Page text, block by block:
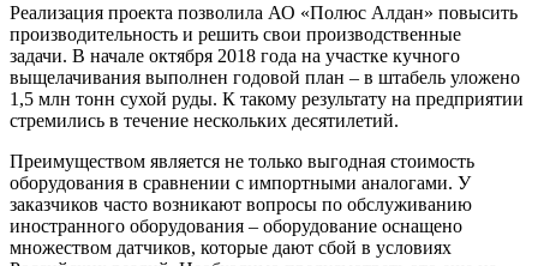
Реализация проекта позволила АО «Полюс Алдан» повысить
производительность и решить свои производственные
задачи. В начале октября 2018 года на участке кучного
выщелачивания выполнен годовой план – в штабель уложено
1,5 млн тонн сухой руды. К такому результату на предприятии
стремились в течение нескольких десятилетий.
Преимуществом является не только выгодная стоимость
оборудования в сравнении с импортными аналогами. У
заказчиков часто возникают вопросы по обслуживанию
иностранного оборудования – оборудование оснащено
множеством датчиков, которые дают сбой в условиях